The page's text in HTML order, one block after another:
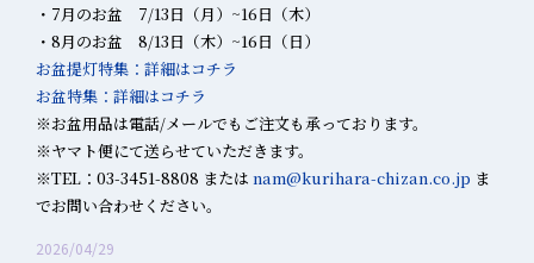
・7月のお盆 7/13日（月）~16日（木）
・8月のお盆 8/13日（木）~16日（日）
お盆提灯特集：詳細はコチラ
お盆特集：詳細はコチラ
※お盆用品は電話/メールでもご注文も承っております。
※ヤマト便にて送らせていただきます。
※TEL：03-3451-8808 または nam@kurihara-chizan.co.jp ま
でお問い合わせください。
2026/04/29